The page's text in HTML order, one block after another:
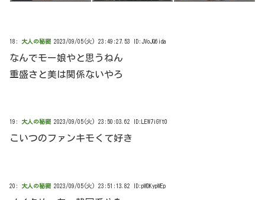
ってました」⇒結果www
18: 大人の秘密 2023/09/05(火) 23:49:27.53 ID:JVoJQ6ida
なんでモー娘やと思うねん
重盛さと美は関係ないやろ
19: 大人の秘密 2023/09/05(火) 23:50:03.62 ID:LEW7iGYt0
こいつのファンキモくて好き
20: 大人の秘密 2023/09/05(火) 23:51:13.82 ID:pWDKypWEp